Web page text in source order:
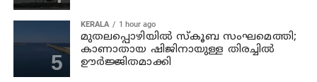
KERALA 1 hour ago
മുതലപ്പൊഴിയില്‍ സ്‌കൂബ സംഘമെത്തി;
കാണാതായ ഷിജിനായുള്ള തിരച്ചില്‍
ഊര്‍ജ്ജിതമാക്കി